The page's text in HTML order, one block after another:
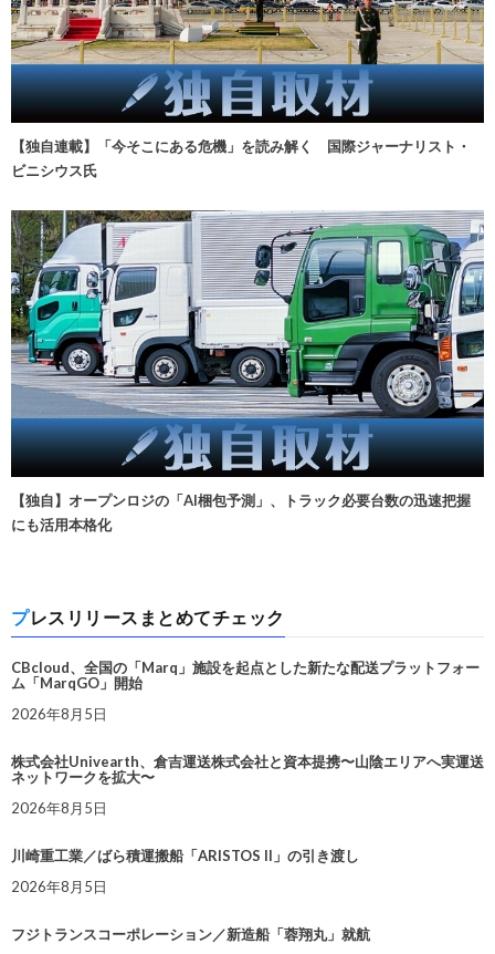
【独自連載】「今そこにある危機」を読み解く 国際ジャーナリスト・
ビニシウス氏
【独自】オープンロジの「AI梱包予測」、トラック必要台数の迅速把握
にも活用本格化
プレスリリースまとめてチェック
CBcloud、全国の「Marq」施設を起点とした新たな配送プラットフォー
ム「MarqGO」開始
2026年8月5日
株式会社Univearth、倉吉運送株式会社と資本提携〜山陰エリアへ実運送
ネットワークを拡大〜
2026年8月5日
川崎重工業／ばら積運搬船「ARISTOS II」の引き渡し
2026年8月5日
フジトランスコーポレーション／新造船「蓉翔丸」就航